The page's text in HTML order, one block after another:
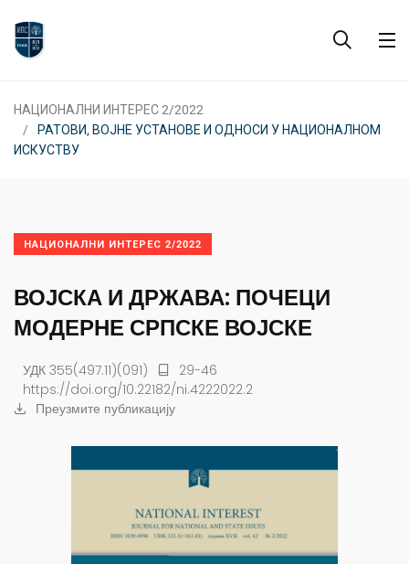
НАЦИОНАЛНИ ИНТЕРЕС 2/2022
РАТОВИ, ВОЈНЕ УСТАНОВЕ И ОДНОСИ У НАЦИОНАЛНОМ
ИСКУСТВУ
НАЦИОНАЛНИ ИНТЕРЕС 2/2022
ВОЈСКА И ДРЖАВА: ПОЧЕЦИ
МОДЕРНЕ СРПСКЕ ВОЈСКЕ
УДК 355(497.11)(091)
29-46
https://doi.org/10.22182/ni.4222022.2
Преузмите публикацију